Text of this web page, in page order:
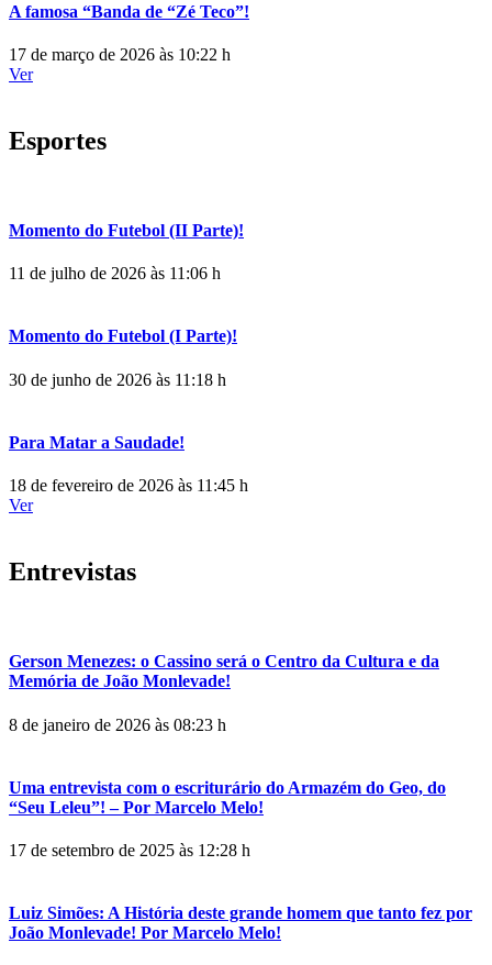
A famosa “Banda de “Zé Teco”!
17 de março de 2026 às 10:22 h
Ver
Esportes
Momento do Futebol (II Parte)!
11 de julho de 2026 às 11:06 h
Momento do Futebol (I Parte)!
30 de junho de 2026 às 11:18 h
Para Matar a Saudade!
18 de fevereiro de 2026 às 11:45 h
Ver
Entrevistas
Gerson Menezes: o Cassino será o Centro da Cultura e da
Memória de João Monlevade!
8 de janeiro de 2026 às 08:23 h
Uma entrevista com o escriturário do Armazém do Geo, do
“Seu Leleu”! – Por Marcelo Melo!
17 de setembro de 2025 às 12:28 h
Luiz Simões: A História deste grande homem que tanto fez por
João Monlevade! Por Marcelo Melo!